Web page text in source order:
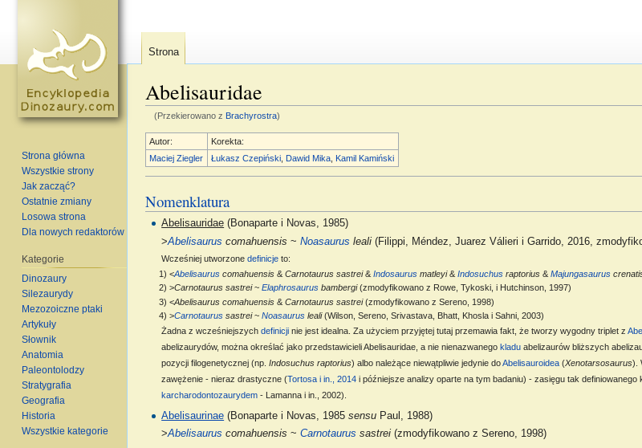
Abelisauridae
(Przekierowano z Brachyrostra)
Autor:
Korekta:
Maciej Ziegler
Łukasz Czepiński Dawid Mika Kamil Kamiński
Nomenklatura
Abelisauridae (Bonaparte i Novas, 1985)
>Abelisaurus comahuensis ~Noasaurus leali (Filippi, Méndez, Juarez Válieri i Garrido, 2016,
Wcześniej utworzonedefinicje to:
1) <Abelisauruscomahuensis&Carnotaurus sastrei&Indosaurusmatleyi&Indosuchusraptorius&Majungasaurus
2) >Carnotaurus sastrei~ Elaphrosaurusbambergi(zmodyfikowano z Rowe, Tykoski, i Hutchinson, 1997)
3) <Abelisaurus comahuensis& Carnotaurus sastrei(zmodyfikowano z Sereno, 1998)
4) >Carnotaurussastrei~ Noasaurusleali(Wilson, Sereno, Srivastava, Bhatt, Khosla i Sahni, 2003)
Żadna z wcześniejszychdefinicji nie jest idealna. Za użyciem przyjętej tutaj przemawia fakt, że tworzy wygodny triplet z
abelizaurydów, można określać jako przedstawicieli Abelisauridae, a nie nienazwanegokladu abelizaurów bliższych
pozycji filogenetycznej (np.Indosuchus raptorius) albo należące niewątpliwie jedynie doAbelisauroidea (Xenotarsosaurus).
zawężenie - nieraz drastyczne (Tortosa i in., 2014 i późniejsze analizy oparte na tym badaniu) - zasięgu tak
karcharodontozaurydem - Lamanna i in., 2002).
Abelisaurinae (Bonaparte i Novas, 1985sensu Paul, 1988)
>Abelisaurus comahuensis ~Carnotaurus sastrei (zmodyfikowano z Sereno, 1998)
Strona
Strona główna
Wszystkie strony
Jak zacząć?
Ostatnie zmiany
Losowa strona
Dla nowych redaktorów
Kategorie
Dinozaury
Silezaurydy
Mezozoiczne ptaki
Artykuły
Słownik
Anatomia
Paleontolodzy
Stratygrafia
Geografia
Historia
Wszystkie kategorie